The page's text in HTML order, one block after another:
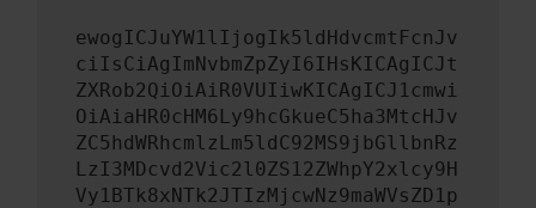
ewogICJuYW1lIjogIk5ldHdvcmtFcnJv
ciIsCiAgImNvbmZpZyI6IHsKICAgICJt
ZXRob2QiOiAiR0VUIiwKICAgICJ1cmwi
OiAiaHR0cHM6Ly9hcGkueC5ha3MtcHJv
ZC5hdWRhcmlzLm5ldC92MS9jbGllbnRz
LzI3MDcvd2Vic2l0ZS12ZWhpY2xlcy9H
Vy1BTk8xNTk2JTIzMjcwNz9maWVsZD1p